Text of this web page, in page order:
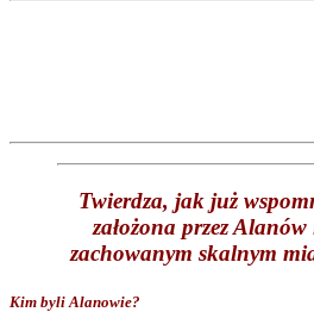
Twierdza, jak już
założona przez
zachowanym skalnym
Kim byli Alanowie?